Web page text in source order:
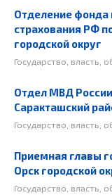
Отделение фонда
страхования РФ
городской округ
Государство, власть,
Отдел МВД
Саракташский
Государство, власть,
Приемная главы
Орск городской
Государство, власть,